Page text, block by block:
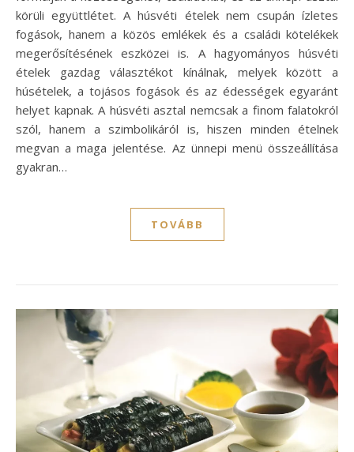
körüli együttlétet. A húsvéti ételek nem csupán ízletes
fogások, hanem a közös emlékek és a családi kötelékek
megerősítésének eszközei is. A hagyományos húsvéti
ételek gazdag választékot kínálnak, melyek között a
húsételek, a tojásos fogások és az édességek egyaránt
helyet kapnak. A húsvéti asztal nemcsak a finom falatokról
szól, hanem a szimbolikáról is, hiszen minden ételnek
megvan a maga jelentése. Az ünnepi menü összeállítása
gyakran…
TOVÁBB